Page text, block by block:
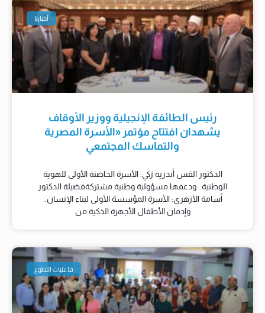
أخبارنا
رئيس الطائفة الإنجيلية ووزير الأوقاف
يشهدان افتتاح مؤتمر «الأسرة المصرية
والتماسك المجتمعي
الدكتور القس أندريه زكي: الأسرة الحاضنة الأولى للهوية
الوطنية.. ودعمها مسؤولية وطنية مشتركةفضيلة الدكتور
أسامة الأزهري: الأسرة المؤسسة الأولى لبناء الإنسان..
وإدمان الأطفال الأجهزة الذكية من
فاعليات التطوع